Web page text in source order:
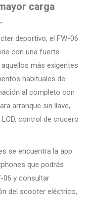
carga
deportivo, el FW-06
con una fuerte
más exigentes
habituales de
al completo con
arranque sin llave,
control de crucero
se encuentra la app
que podrás
06 y consultar
del scooter eléctrico,